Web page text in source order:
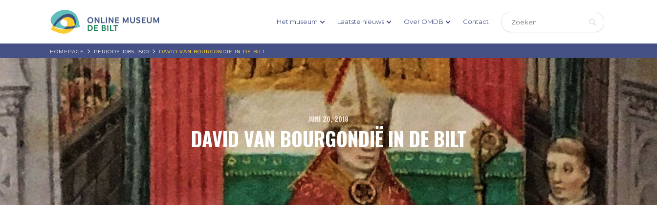
Het museum Laatste nieuws Over OMDB Contact
HOMEPAGE PERIODE 1085-1500 DAVID VAN BOURGONDIË IN DE BILT
JUNI 20, 2018
DAVID VAN BOURGONDIË IN DE BILT